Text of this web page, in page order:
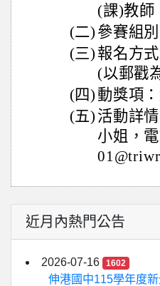
(課)教師
(二) 參賽組
(三) 報名方
(以郵戳
(四)動獎項
(五) 活動詳
小姐，
近月內熱門公告
2026-07-16 1602
伸港國中115學年度